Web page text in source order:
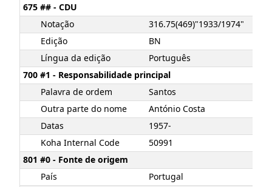
675 ## - CDU
Notação
316.75(469)"1933/1974"
Edição
BN
Língua da edição
Português
700 #1 - Responsabilidade principal
Palavra de ordem
Santos
Outra parte do nome
António Costa
Datas
1957-
Koha Internal Code
50991
801 #0 - Fonte de origem
País
Portugal